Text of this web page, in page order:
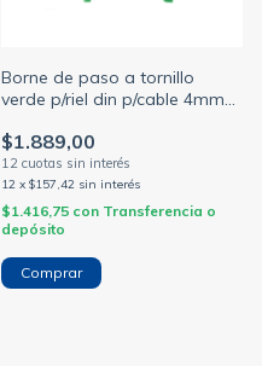
Borne de paso a tornillo
verde p/riel din p/cable 4mm
$1.889,00
12 x $157,42 sin interés
$1.416,75 con Transferencia o
depósito